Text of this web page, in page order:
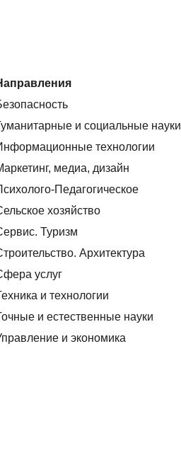
и социальные науки
технологии
медиа, дизайн
Педагогическое
хозяйство
Туризм
Архитектура
услуг
и технологии
и естественные науки
и экономика